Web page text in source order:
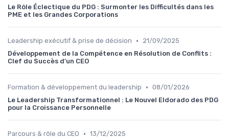
Le Rôle Éclectique du PDG : Surmonter les Difficultés dans les
PME et les Grandes Corporations
Leadership exécutif & prise de décision •
21/09/2025
Développement de la Compétence en Résolution de Conflits :
Clef du Succès d'un CEO
Formation & développement du leadership • 08/01/2026
Le Leadership Transformationnel : Le Nouvel Eldorado des PDG
pour la Croissance Personnelle
Parcours & rôle du CEO • 13/12/2025